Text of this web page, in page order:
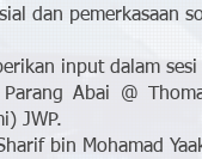
dan pemerkasaan
input dalam
Parang Abai @
JWP.
bin Mohamad